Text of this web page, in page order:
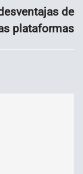
de
plataformas